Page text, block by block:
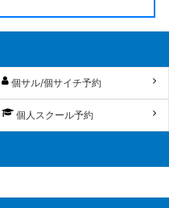
個サル/個サイチ予約
個人スクール予約